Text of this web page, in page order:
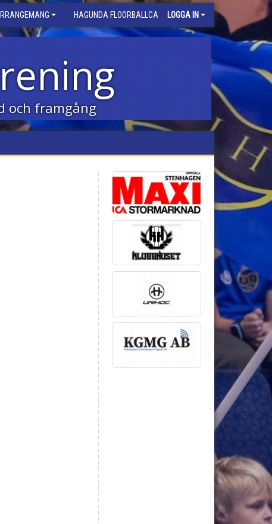
HAGUNDA FLOORBALLCAMPLOGGA IN
och framgång